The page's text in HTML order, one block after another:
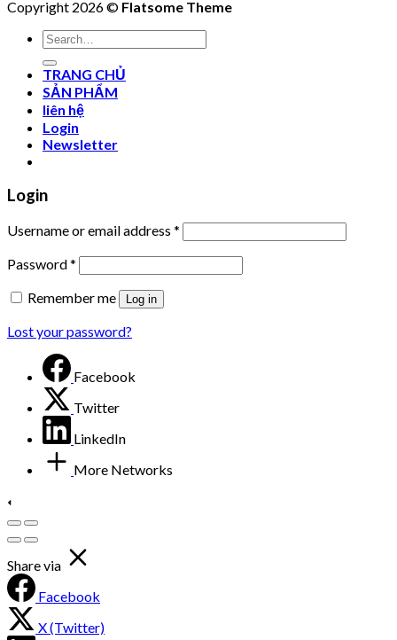
Copyright 2026 © Flatsome Theme
Search
for:
TRANG CHỦ
SẢN PHẨM
liên hệ
Login
Newsletter
Login
Username or email address *
Password*
Remember me
Log in
Lost your password?
Facebook
Twitter
LinkedIn
More Networks
Share via
Facebook
X (Twitter)